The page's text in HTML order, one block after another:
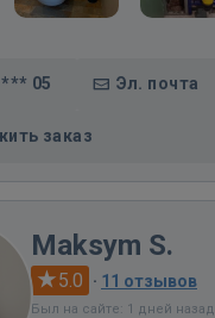
05 Эл. почта
заказ
Maksym S.
5.0 · 11 отзывов
Был на сайте: 1 дней назад